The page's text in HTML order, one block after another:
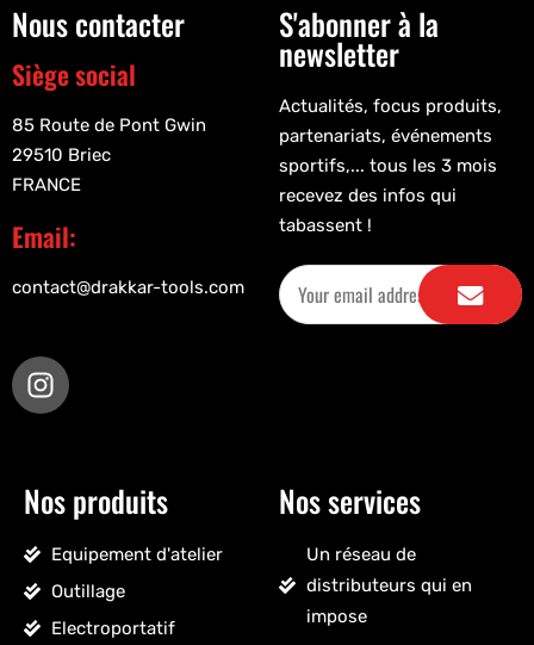
Nous contacter
Siège social
85 Route de Pont Gwin
29510 Briec
FRANCE
Email:
contact@drakkar-tools.com
S'abonner à la
newsletter
Actualités, focus produits,
partenariats, événements
sportifs,... tous les 3 mois
recevez des infos qui
tabassent !
Nos produits
Equipement d'atelier
Outillage
Electroportatif
Nos services
Un réseau de
distributeurs qui en
impose